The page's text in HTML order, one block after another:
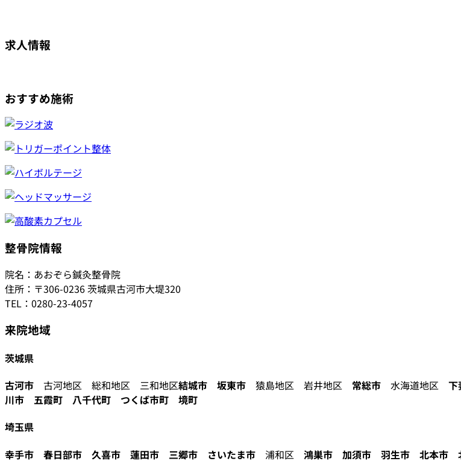
求人情報
おすすめ施術
整骨院情報
院名：あおぞら鍼灸整骨院
住所：〒306-0236 茨城県古河市大堤320
TEL：0280-23-4057
来院地域
茨城県
古河市 古河地区 総和地区 三和地区結城市 坂東市 猿島地区 岩井地区 常総市 水海道地区 下
川市
五霞町 八千代町 つくば市町
境町
埼玉県
幸手市
春日部市 久喜市 蓮田市 三郷市 さいたま市 浦和区 鴻巣市 加須市 羽生市 北本市